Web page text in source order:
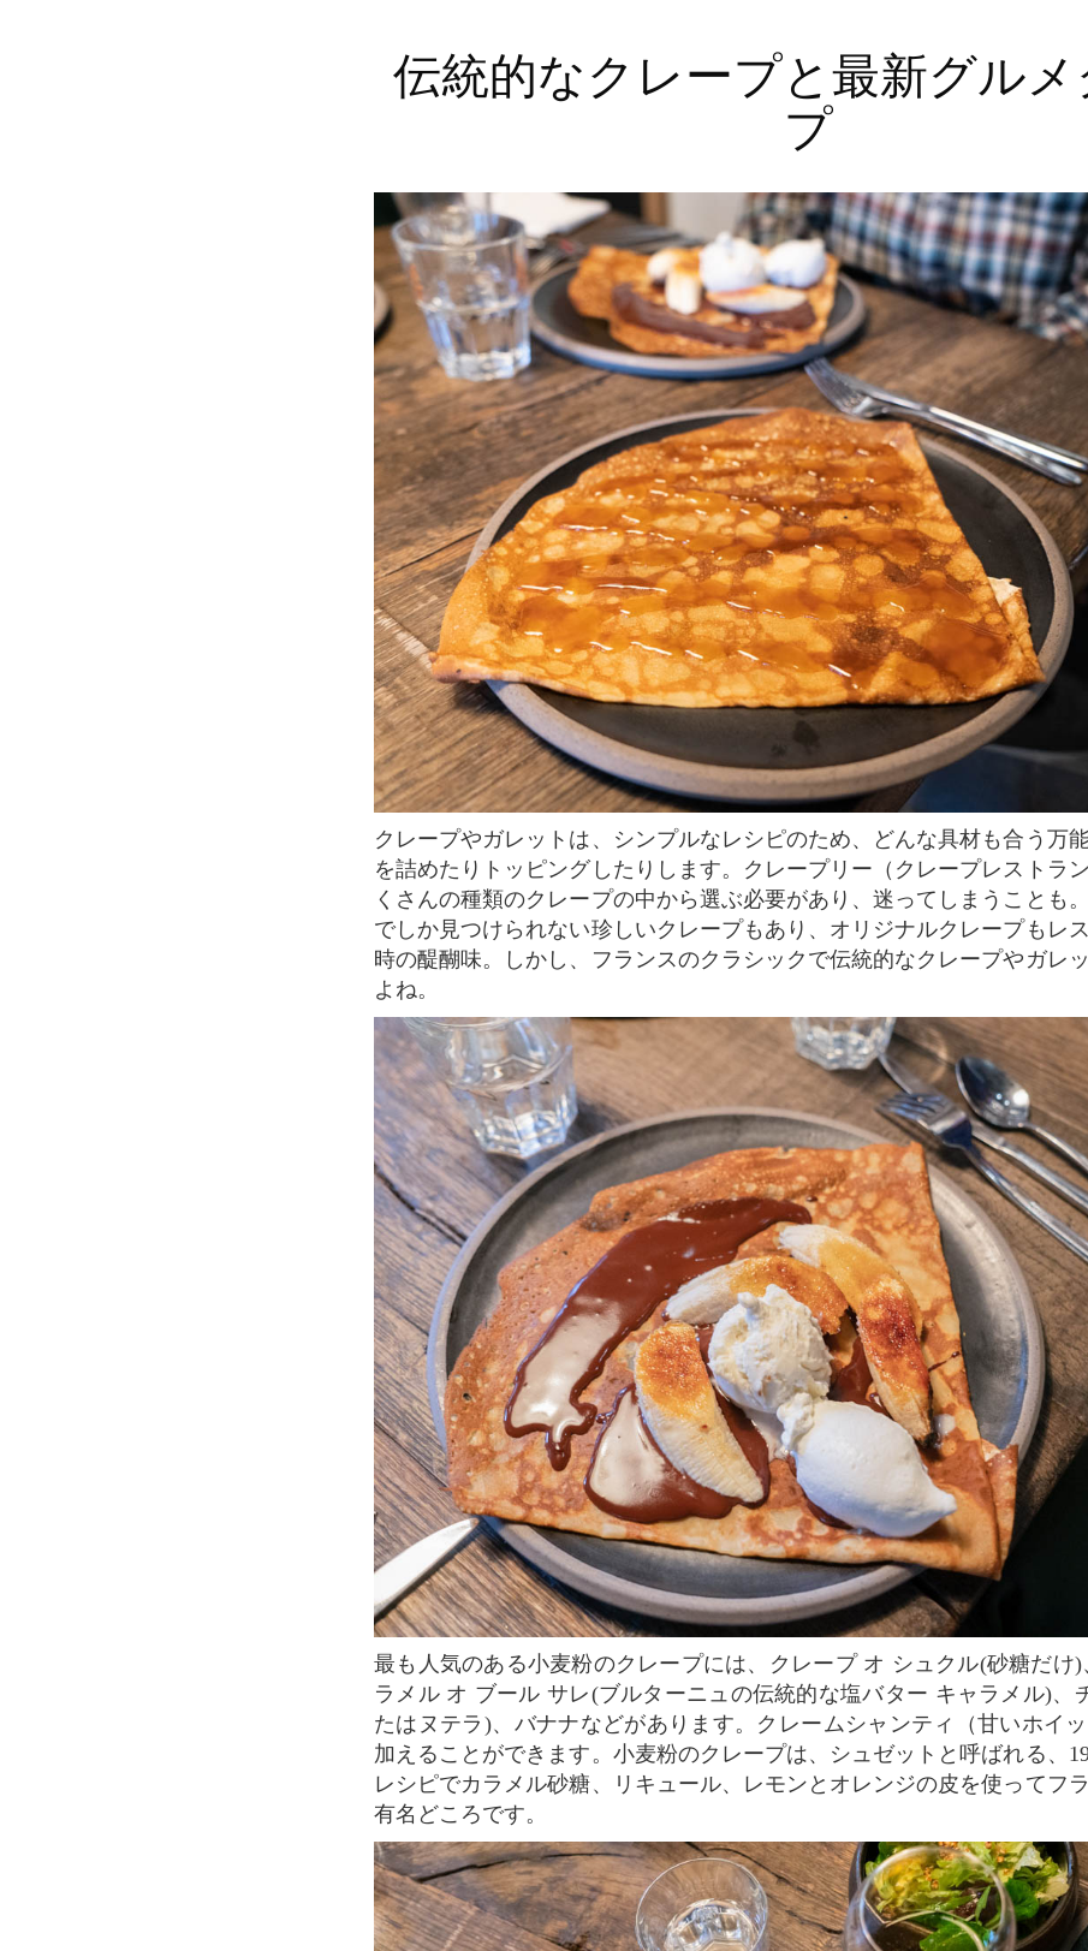
伝統的なクレープと最新グルメクレー
プ
クレープやガレットは、シンプルなレシピのため、どんな具材も合う万能料理。好きな具
を詰めたりトッピングしたりします。クレープリー（クレープレストラ
くさんの種類のクレープの中から選ぶ必要があり、迷ってしまうことも
でしか見つけられない珍しいクレープもあり、オリジナルクレープもレ
時の醍醐味。しかし、フランスのクラシックで伝統的なクレープやガレ
よね。
最も人気のある小麦粉のクレープには、クレープ オ シュクル(砂糖だけ)、クレープ キャ
ラメル オ ブール サレ(ブルターニュの伝統的な塩バター キャラメル)、
たはヌテラ)、バナナなどがあります。クレームシャンティ（甘いホイ
加えることができます。小麦粉のクレープは、シュゼットと呼ばれる、
レシピでカラメル砂糖、リキュール、レモンとオレンジの皮を使ってフ
有名どころです。